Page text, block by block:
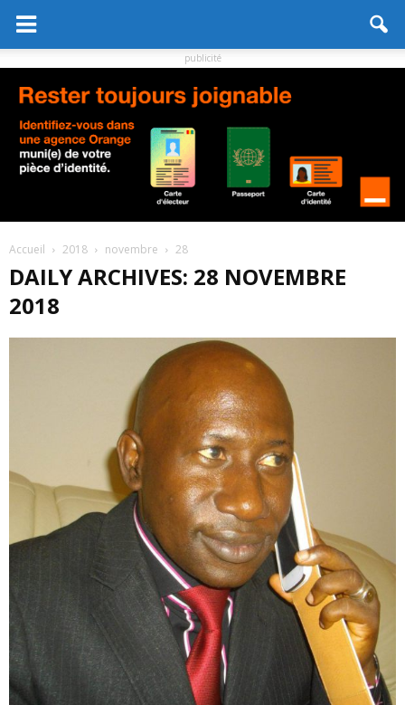
publicité
Accueil 2018 novembre 28
DAILY ARCHIVES: 28 NOVEMBRE
2018